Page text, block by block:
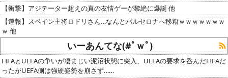
【衝撃】アジテーター超えの真の友情ゲーが黎絶に爆誕 他
【速報】スペイン主将ロドリさん…なんとバルセロナへ移籍ｗｗｗｗｗｗｗ
ｗ 他
いーあんてな(#ﾟｗﾟ)
FIFAとUEFAの争いが凄まじい泥沼状態に突入、UEFAの要求を呑んだFIFAだ
ったがUEFA側は強硬姿勢を崩さず……